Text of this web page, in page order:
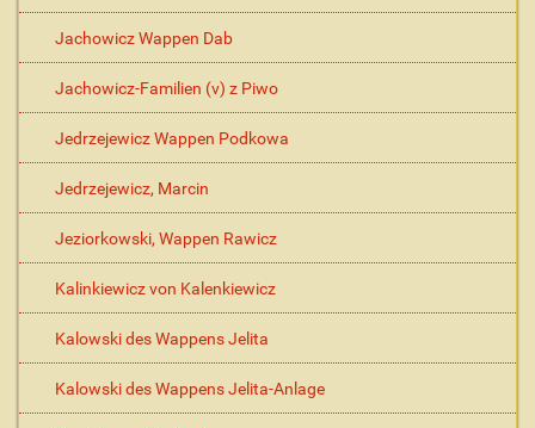
Jachowicz Wappen Dab
Jachowicz-Familien (v) z Piwo
Jedrzejewicz Wappen Podkowa
Jedrzejewicz, Marcin
Jeziorkowski, Wappen Rawicz
Kalinkiewicz von Kalenkiewicz
Kalowski des Wappens Jelita
Kalowski des Wappens Jelita-Anlage